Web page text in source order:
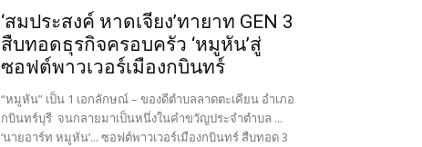
‘สมประสงค์ หาดเจียง’ทายาท GEN 3
สืบทอดธุรกิจครอบครัว ‘หมูหัน’สู่
ซอฟต์พาวเวอร์เมืองกบินทร์
“หมูหัน” เป็น 1 เอกลักษณ์ – ของดีตำบลลาดตะเคียน อำเภอ
กบินทร์บุรี จนกลายมาเป็นหนึ่งในคำขวัญประจำตำบล ...
‘นายอาร์ท หมูหัน’... ซอฟต์พาวเวอร์เมืองกบินทร์ สืบทอด 3